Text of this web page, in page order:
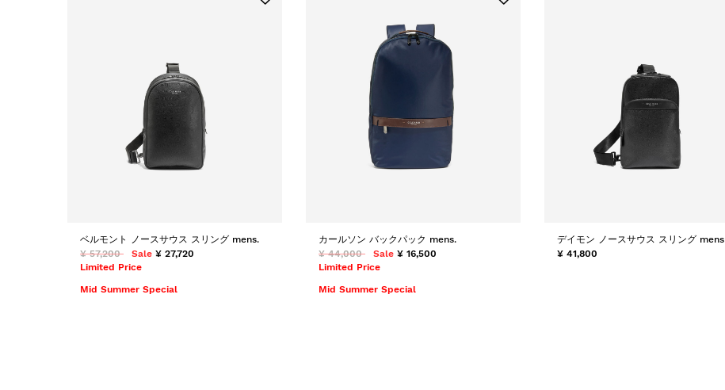
ベルモント ノースサウス スリング mens.
¥ 57,200
Sale ¥ 27,720
Limited Price
Mid Summer Special
カールソン バックパック mens.
¥ 44,000
Sale ¥ 16,500
Limited Price
Mid Summer Special
デイモン ノースサウス スリング mens
¥ 41,800